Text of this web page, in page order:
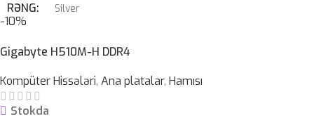
RƏNG Silver
PROSESSOR AMD Ryzen™ 5 7520U
OPERATIV YADDAŞ 8 GB
-10%
Gigabyte H510M-H DDR4
Kompüter Hissələri, Ana platalar, Hamısı
Stokda